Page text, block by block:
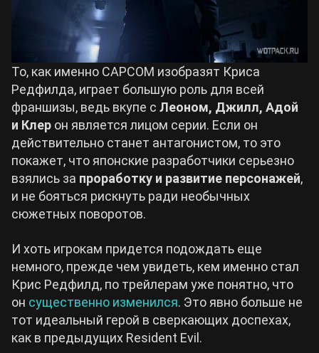
То, как именно CAPCOM изобразят Криса
Редфилда, играет большую роль для всей
франшизы, ведь вкупе с Леоном, Джилл, Адой
и Клер он является лицом серии. Если он
действительно станет антагонистом, то это
покажет, что японские разработчики серьезно
взялись за проработку и развитие персонажей,
и не бояться рискнуть ради необычных
сюжетных поворотов.
И хоть игрокам придется подождать еще
немного, прежде чем увидеть, кем именно стал
Крис Редфилд, по трейлерам уже понятно, что
он существенно изменился. Это явно больше не
тот идеальный герой в сверкающих доспехах,
как в предыдущих Resident Evil.